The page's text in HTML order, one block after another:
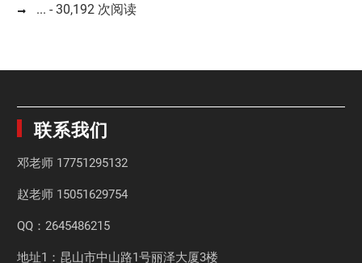
... - 30,192 次阅读
联系我们
邓老师 17751295132
赵老师 15051629754
QQ：2645486215
地址1：昆山市中山路1号丽泽大厦3楼